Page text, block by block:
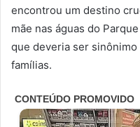
encontrou um destino
mãe nas águas do
que deveria ser
famílias.